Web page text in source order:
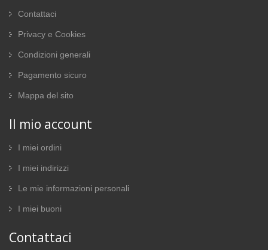
Contattaci
Privacy e Cookies
Condizioni generali
Pagamento sicuro
Mappa del sito
Il mio account
I miei ordini
I miei indirizzi
Le mie informazioni personali
I miei buoni
Contattaci